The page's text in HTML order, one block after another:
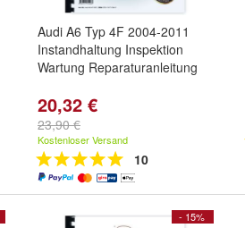
Audi A6 Typ 4F 2004-2011
Instandhaltung Inspektion
Wartung Reparaturanleitung
20,32 €
23,90 €
Kostenloser Versand
10
- 15%